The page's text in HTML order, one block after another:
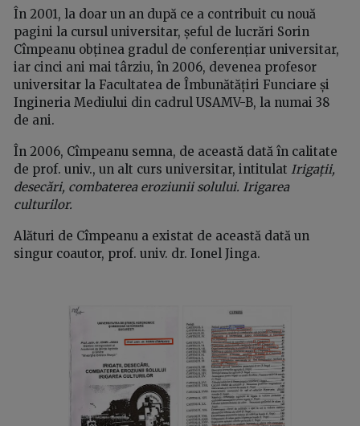
În 2001, la doar un an după ce a contribuit cu nouă
pagini la cursul universitar, șeful de lucrări Sorin
Cîmpeanu obținea gradul de conferențiar universitar,
iar cinci ani mai târziu, în 2006, devenea profesor
universitar la Facultatea de Îmbunătățiri Funciare și
Ingineria Mediului din cadrul USAMV-B, la numai 38
de ani.
În 2006, Cîmpeanu semna, de această dată în calitate
de prof. univ., un alt curs universitar, intitulat Irigații,
desecări, combaterea eroziunii solului. Irigarea
culturilor.
Alături de Cîmpeanu a existat de această dată un
singur coautor, prof. univ. dr. Ionel Jinga.